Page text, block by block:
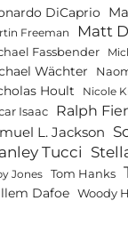
DiCaprio
Freeman Matt
Fassbender
Wächter
Hoult Nicole
Isaac Ralph
L. Jackson
Tucci
Jones Tom Hanks
Dafoe Woody